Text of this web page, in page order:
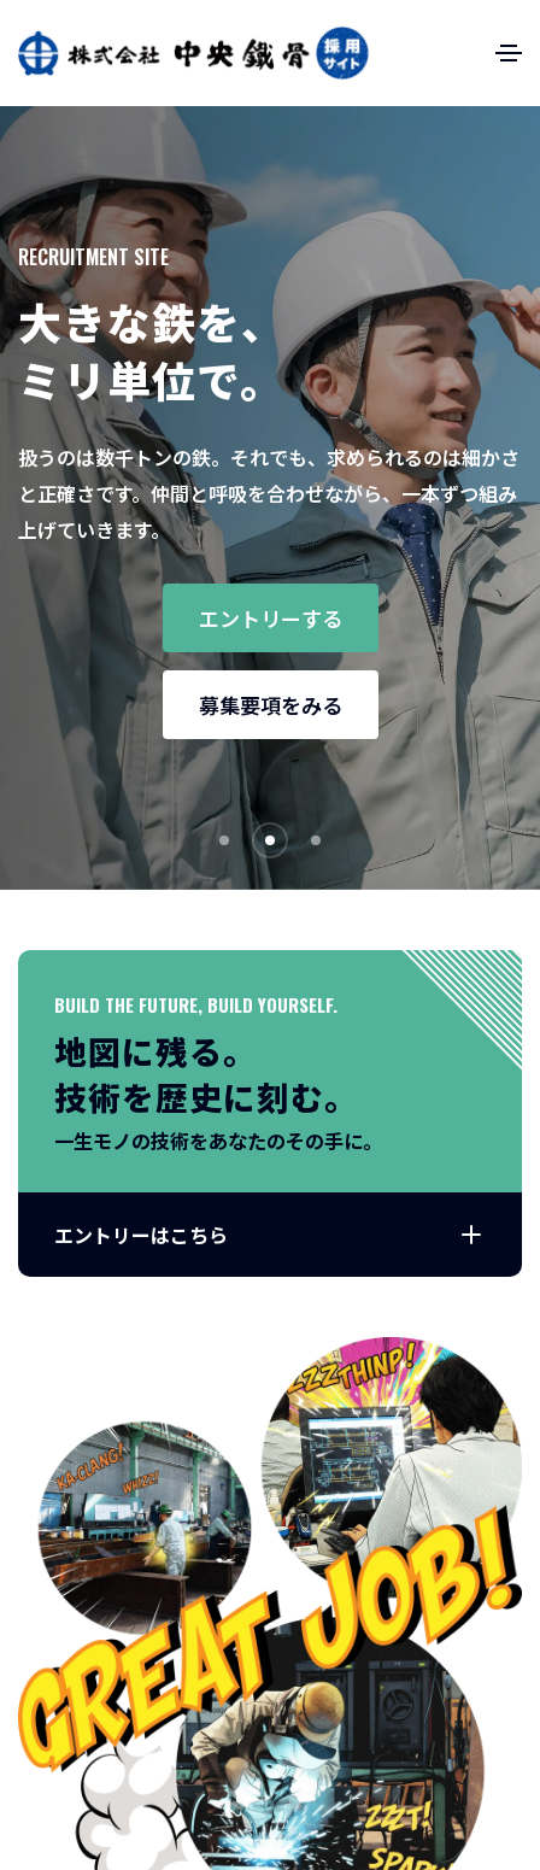
RECRUITMENT SITE
大きな鉄を、
ミリ単位で。
扱うのは数千トンの鉄。それでも、求められるのは細かさ
と正確さです。仲間と呼吸を合わせながら、一本ずつ組み
上げていきます。
エントリーする
募集要項をみる
BUILD THE FUTURE, BUILD YOURSELF.
地図に残る。
技術を歴史に刻む。
一生モノの技術をあなたのその手に。
エントリーはこちら